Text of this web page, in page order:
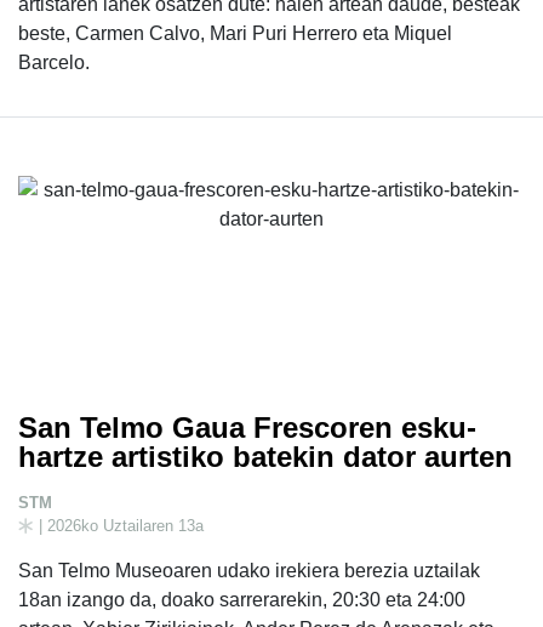
artistaren lanek osatzen dute: haien artean daude, besteak
beste, Carmen Calvo, Mari Puri Herrero eta Miquel
Barcelo.
San Telmo Gaua Frescoren esku-
hartze artistiko batekin dator aurten
STM
| 2026ko Uztailaren 13a
San Telmo Museoaren udako irekiera berezia uztailak
18an izango da, doako sarrerarekin, 20:30 eta 24:00